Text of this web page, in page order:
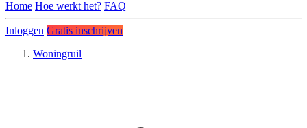
Home Hoe werkt het? FAQ
Inloggen Gratis inschrijven
Woningruil